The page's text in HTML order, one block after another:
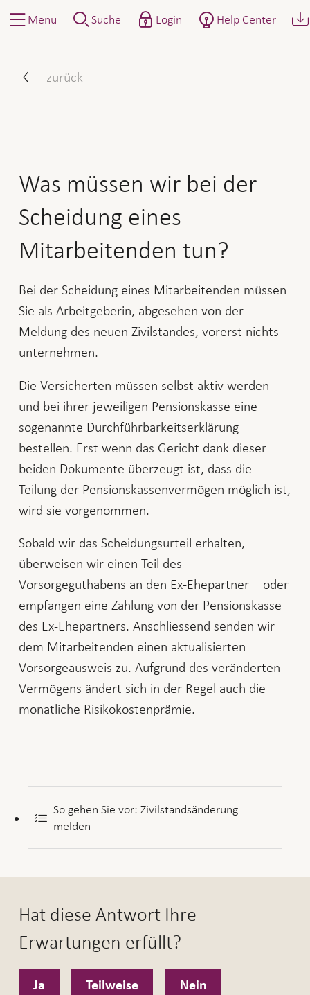
Menu Suche Login Help Center
zurück
Was müssen wir bei der
Scheidung eines
Mitarbeitenden tun?
Bei der Scheidung eines Mitarbeitenden müssen
Sie als Arbeitgeberin, abgesehen von der
Meldung des neuen Zivilstandes, vorerst nichts
unternehmen.
Die Versicherten müssen selbst aktiv werden
und bei ihrer jeweiligen Pensionskasse eine
sogenannte Durchführbarkeitserklärung
bestellen. Erst wenn das Gericht dank dieser
beiden Dokumente überzeugt ist, dass die
Teilung der Pensionskassenvermögen möglich ist,
wird sie vorgenommen.
Sobald wir das Scheidungsurteil erhalten,
überweisen wir einen Teil des
Vorsorgeguthabens an den Ex-Ehepartner – oder
empfangen eine Zahlung von der Pensionskasse
des Ex-Ehepartners. Anschliessend senden wir
dem Mitarbeitenden einen aktualisierten
Vorsorgeausweis zu. Aufgrund des veränderten
Vermögens ändert sich in der Regel auch die
monatliche Risikokostenprämie.
So gehen Sie vor: Zivilstandsänderung
melden
Hat diese Antwort Ihre
Erwartungen erfüllt?
Ja Teilweise Nein